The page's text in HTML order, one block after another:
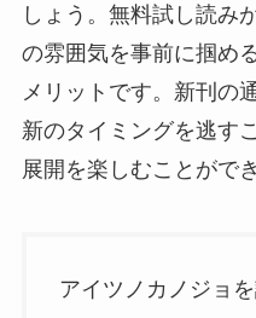
しょう。無料試し読み
の雰囲気を事前に掴め
メリットです。新刊の
新のタイミングを逃す
展開を楽しむことがで
アイツノカノジョ